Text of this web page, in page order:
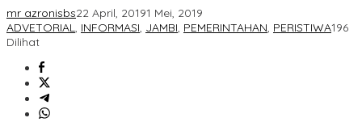
mr azronisbs22 April, 20191 Mei, 2019
ADVETORIAL, INFORMASI, JAMBI, PEMERINTAHAN, PERISTIWA196
Dilihat